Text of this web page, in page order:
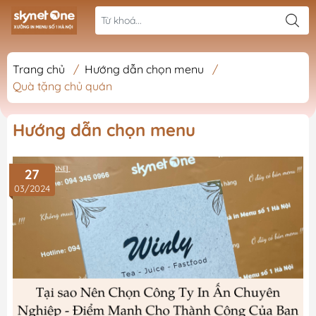
Trang chủ / Hướng dẫn chọn menu
/
Quà tặng chủ quán
Hướng dẫn chọn menu
27
03/2024